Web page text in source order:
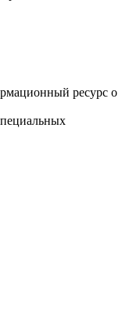
ресурс о